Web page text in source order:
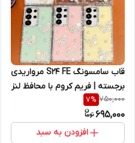
قاب سامسونگ S24 FE مرواریدی
برجسته | فریم کروم با محافظ لنز
جواهرنشان (نقد و اقساط)
luxury-butterfly
750,000
7%
695,000
افزودن به سبد